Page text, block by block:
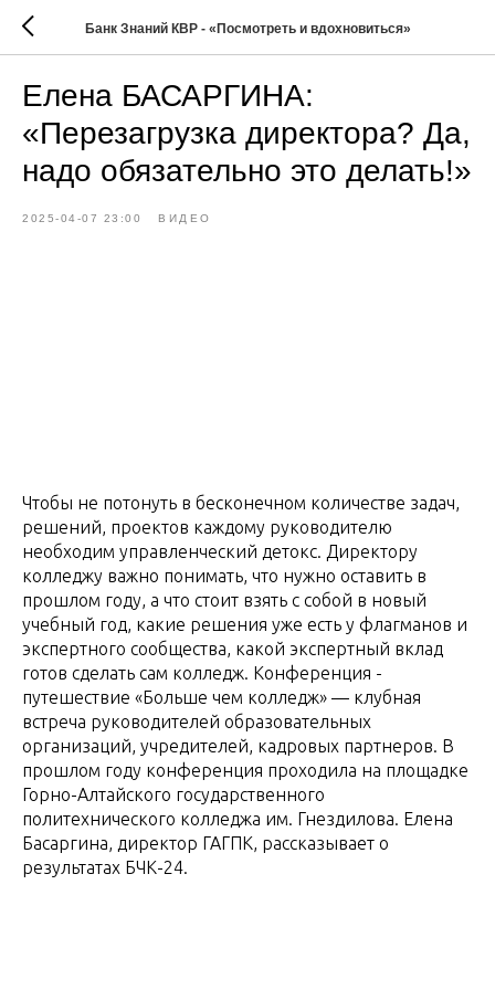
Банк Знаний КВР - «Посмотреть и вдохновиться»
Елена БАСАРГИНА:
«Перезагрузка директора? Да,
надо обязательно это делать!»
2025-04-07 23:00 ВИДЕО
Чтобы не потонуть в бесконечном количестве задач,
решений, проектов каждому руководителю
необходим управленческий детокс. Директору
колледжу важно понимать, что нужно оставить в
прошлом году, а что стоит взять с собой в новый
учебный год, какие решения уже есть у флагманов и
экспертного сообщества, какой экспертный вклад
готов сделать сам колледж. Конференция -
путешествие «Больше чем колледж» — клубная
встреча руководителей образовательных
организаций, учредителей, кадровых партнеров. В
прошлом году конференция проходила на площадке
Горно-Алтайского государственного
политехнического колледжа им. Гнездилова. Елена
Басаргина, директор ГАГПК, рассказывает о
результатах БЧК-24.